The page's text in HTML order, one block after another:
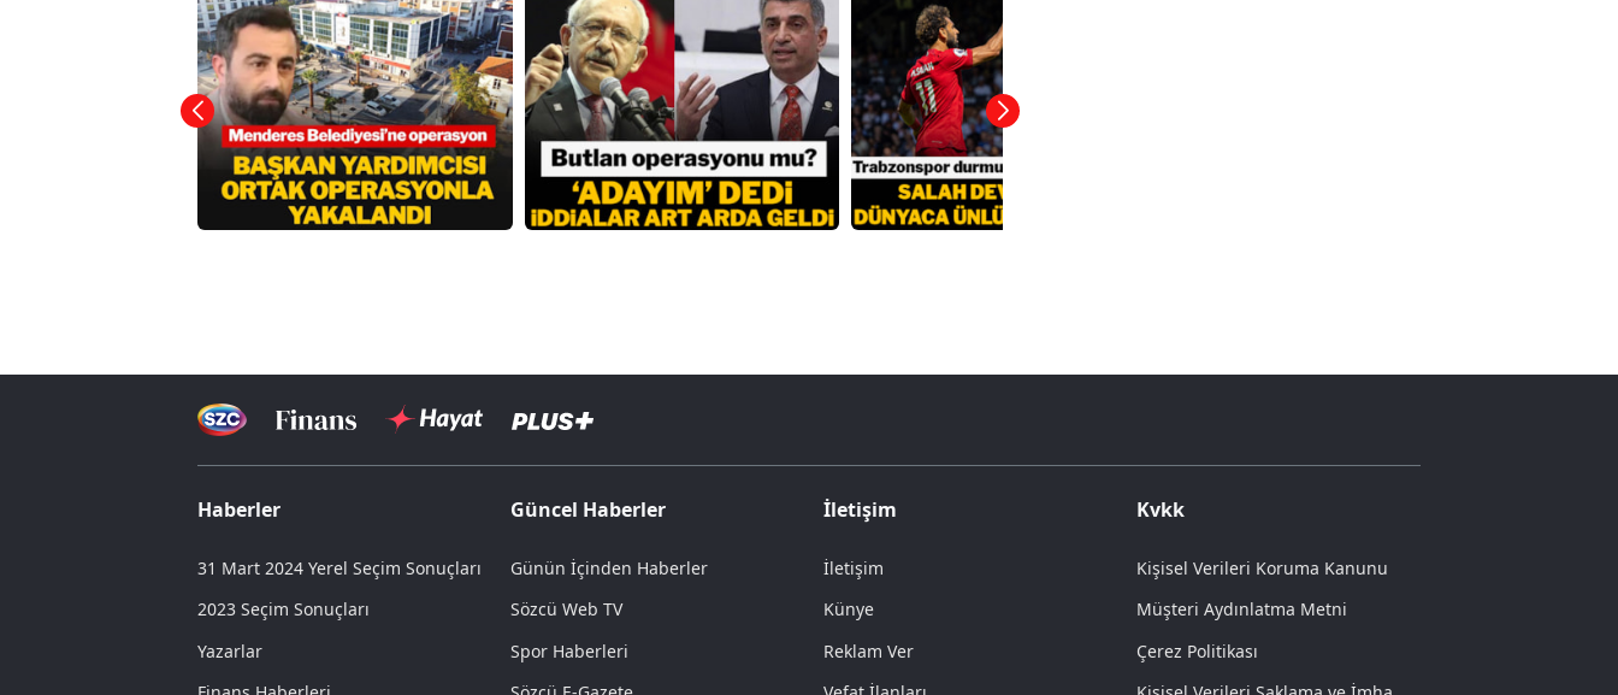
Haberler
31 Mart 2024 Yerel Seçim Sonuçları
2023 Seçim Sonuçları
Yazarlar
Güncel Haberler
Günün İçinden Haberler
Sözcü Web TV
Spor Haberleri
İletişim
İletişim
Künye
Reklam Ver
Kvkk
Kişisel Verileri Koruma Kanunu
Müşteri Aydınlatma Metni
Çerez Politikası